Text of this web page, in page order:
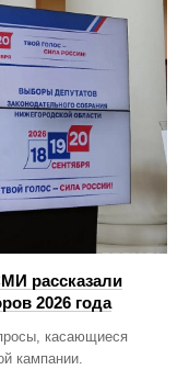
рассказали
2026 года
касающиеся
кампании.